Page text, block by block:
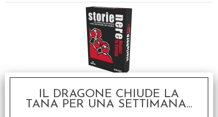
Corsia
€12,99
IL DRAGONE CHIUDE LA
TANA PER UNA SETTIMANA...